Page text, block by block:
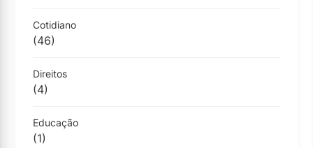
Cotidiano
(46)
Direitos
(4)
Educação
(1)